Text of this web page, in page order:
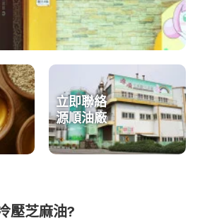
立即聯絡
源順油廠
壓芝麻油?